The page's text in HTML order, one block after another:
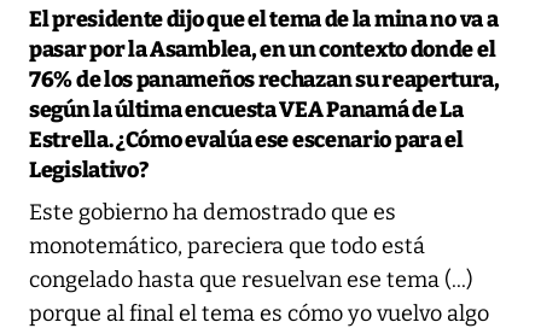
El presidente dijo que el tema de la mina no va a
pasar por la Asamblea, en un contexto donde el
76% de los panameños rechazan su reapertura,
según la última encuesta VEA Panamá de La
Estrella. ¿Cómo evalúa ese escenario para el
Legislativo?
Este gobierno ha demostrado que es
monotemático, pareciera que todo está
congelado hasta que resuelvan ese tema (...)
porque al final el tema es cómo yo vuelvo algo